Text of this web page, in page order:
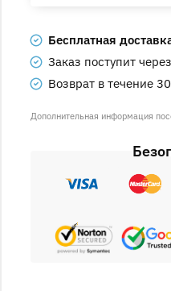
Бесплатная
Заказ поступит
Возврат в течение
Дополнительная информация